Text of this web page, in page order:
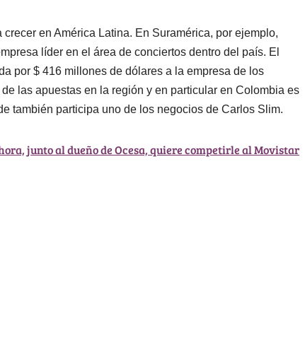
en América Latina. En Suramérica, por ejemplo,
líder en el área de conciertos dentro del país. El
por $ 416 millones de dólares a la empresa de los
las apuestas en la región y en particular en Colombia es
también participa uno de los negocios de Carlos Slim.
junto al dueño de Ocesa, quiere competirle al Movistar